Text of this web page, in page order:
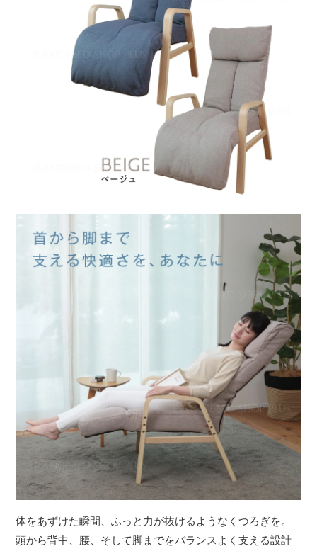
体をあずけた瞬間、ふっと力が抜けるようなくつろぎを。
頭から背中、腰、そして脚までをバランスよく支える設計